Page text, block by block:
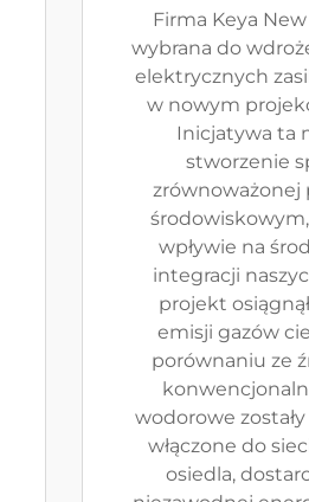
Firma Keya
wybrana do
elektrycznych
w nowym
Inicjatywa ta
stworzenie
zrównoważonej
wpływie na
integracji
projekt
emisji gazów
porównaniu ze
wodorowe
włączone do
osiedla,